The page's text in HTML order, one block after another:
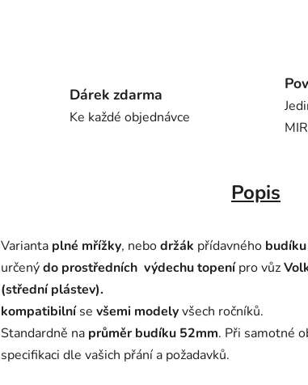
Dárek zdarma
Ke každé objednávce
Popis
Varianta plné mřížky, nebodržák přídavného budíku
určenýdo prostředních výdechu topení pro vůz
(střední plástev).
kompatibilní se všemi modelyvšech ročníků.
Standardně na průměr budíku 52mm. Při samotné
specifikaci dle vašich přání a požadavků.